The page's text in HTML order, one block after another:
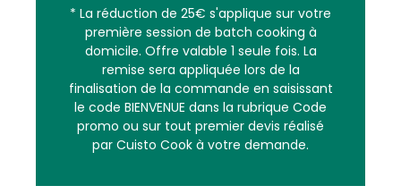
* La réduction de 25€ s'applique sur votre
première session de batch cooking à
domicile. Offre valable 1 seule fois. La
remise sera appliquée lors de la
finalisation de la commande en saisissant
le code BIENVENUE dans la rubrique Code
promo ou sur tout premier devis réalisé
par Cuisto Cook à votre demande.